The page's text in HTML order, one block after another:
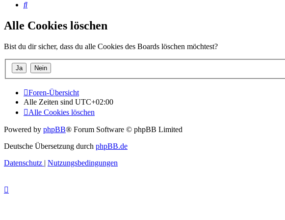
Suche
Alle Cookies löschen
Bist du dir sicher, dass du alle Cookies des Boards löschen möchtest?
Foren-Übersicht
Alle Zeiten sind UTC+02:00
Alle Cookies löschen
Powered by phpBB® Forum Software © phpBB Limited
Deutsche Übersetzung durch phpBB.de
Datenschutz | Nutzungsbedingungen